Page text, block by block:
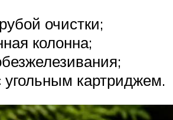
очистки;
колонна;
картриджем.